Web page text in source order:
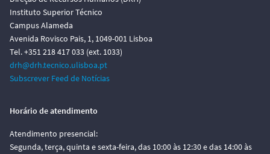
Instituto Superior Técnico
Campus Alameda
Avenida Rovisco Pais, 1, 1049-001 Lisboa
Tel. +351 218 417 033 (ext. 1033)
drh@drh.tecnico.ulisboa.pt
Subscrever Feed de Notícias
Horário de atendimento
Atendimento presencial:
Segunda, terça, quinta e sexta-feira, das 10:00 às 12:30 e das 14:00 às